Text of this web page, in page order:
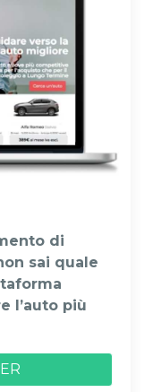
di
sai quale
l’auto più